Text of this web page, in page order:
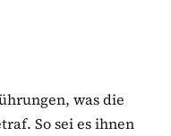
was die
So sei es ihnen